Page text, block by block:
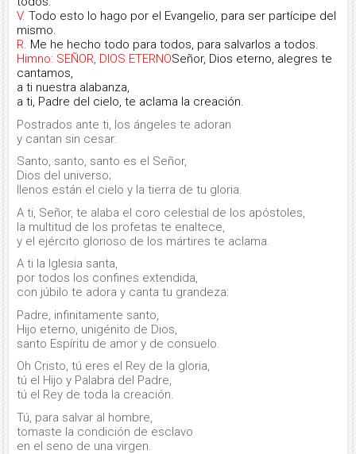
V. Todo esto lo hago por el Evangelio, para ser partícipe del
mismo.
R. Me he hecho todo para todos, para salvarlos a todos.
Himno: SEÑOR, DIOS ETERNOSeñor, Dios eterno, alegres te
cantamos,
a ti nuestra alabanza,
a ti, Padre del cielo, te aclama la creación.
Postrados ante ti, los ángeles te adoran
y cantan sin cesar:
Santo, santo, santo es el Señor,
Dios del universo;
llenos están el cielo y la tierra de tu gloria.
A ti, Señor, te alaba el coro celestial de los apóstoles,
la multitud de los profetas te enaltece,
y el ejército glorioso de los mártires te aclama.
A ti la Iglesia santa,
por todos los confines extendida,
con júbilo te adora y canta tu grandeza:
Padre, infinitamente santo,
Hijo eterno, unigénito de Dios,
santo Espíritu de amor y de consuelo.
Oh Cristo, tú eres el Rey de la gloria,
tú el Hijo y Palabra del Padre,
tú el Rey de toda la creación.
Tú, para salvar al hombre,
tomaste la condición de esclavo
en el seno de una virgen.